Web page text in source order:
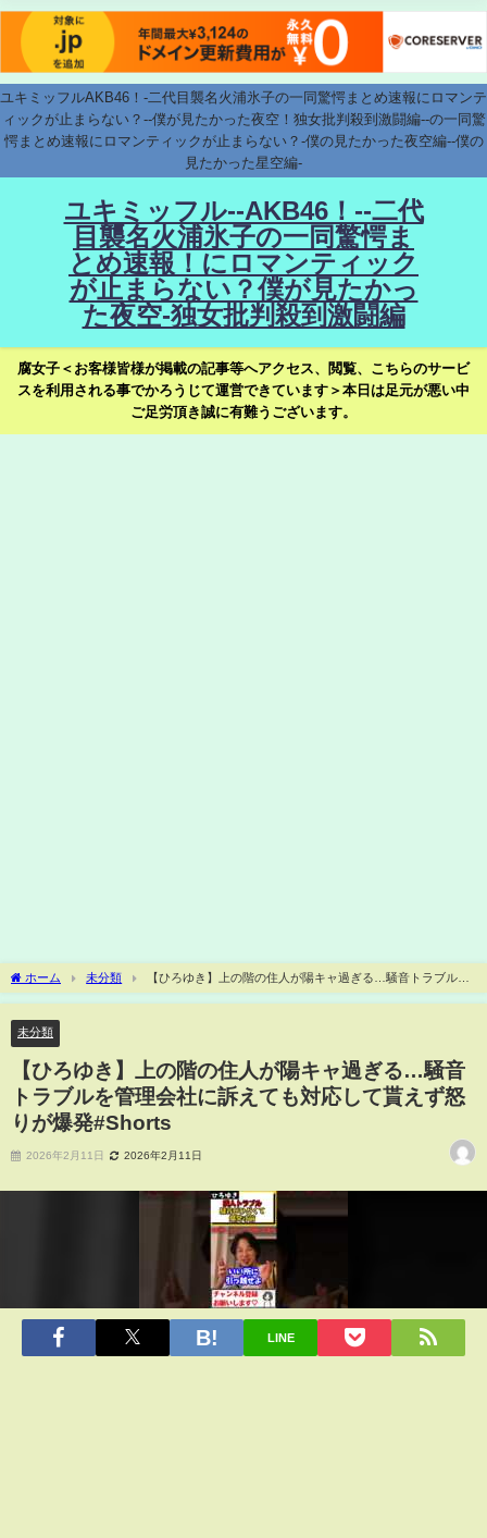
ユキミッフルAKB46！-二代目襲名火浦氷子の一同驚愕まとめ速報にロマンテ
ィックが止まらない？--僕が見たかった夜空！独女批判殺到激闘編--の一同驚
愕まとめ速報にロマンティックが止まらない？-僕の見たかった夜空編--僕の
見たかった星空編-
ユキミッフル--AKB46！--二代
目襲名火浦氷子の一同驚愕ま
とめ速報！にロマンティック
が止まらない？僕が見たかっ
た夜空-独女批判殺到激闘編
腐女子＜お客様皆様が掲載の記事等へアクセス、閲覧、こちらのサービ
スを利用される事でかろうじて運営できています＞本日は足元が悪い中
ご足労頂き誠に有難うございます。
ホーム 未分類
【ひろゆき】上の階の住人が陽キャ過ぎる…騒音トラブルを
管理会社に訴えても対応して貰えず怒りが爆発#Shorts
未分類
【ひろゆき】上の階の住人が陽キャ過ぎる…騒音
トラブルを管理会社に訴えても対応して貰えず怒
りが爆発#Shorts
2026年2月11日 2026年2月11日
LINE